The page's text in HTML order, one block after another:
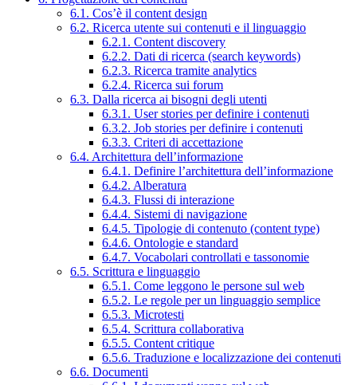
6.1. Cos’è il content design
6.2. Ricerca utente sui contenuti e il linguaggio
6.2.1. Content discovery
6.2.2. Dati di ricerca (search keywords)
6.2.3. Ricerca tramite analytics
6.2.4. Ricerca sui forum
6.3. Dalla ricerca ai bisogni degli utenti
6.3.1. User stories per definire i contenuti
6.3.2. Job stories per definire i contenuti
6.3.3. Criteri di accettazione
6.4. Architettura dell’informazione
6.4.1. Definire l’architettura dell’informazione
6.4.2. Alberatura
6.4.3. Flussi di interazione
6.4.4. Sistemi di navigazione
6.4.5. Tipologie di contenuto (content type)
6.4.6. Ontologie e standard
6.4.7. Vocabolari controllati e tassonomie
6.5. Scrittura e linguaggio
6.5.1. Come leggono le persone sul web
6.5.2. Le regole per un linguaggio semplice
6.5.3. Microtesti
6.5.4. Scrittura collaborativa
6.5.5. Content critique
6.5.6. Traduzione e localizzazione dei contenuti
6.6. Documenti